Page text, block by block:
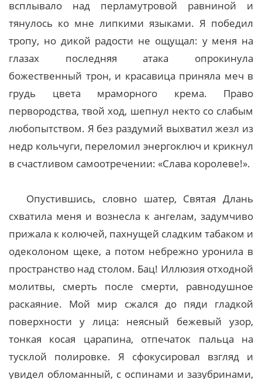
всплывало над перламутровой равниной и
тянулось ко мне липкими языками. Я победил
тропу, но дикой радости не ощущал: у меня на
глазах последняя атака опрокинула
божественный трон, и красавица приняла меч в
грудь цвета мраморного крема. Право
первородства, твой ход, шепнул некто со слабым
любопытством. Я без раздумий выхватил жезл из
недр кольчуги, переломил энергоключ и крикнул
в счастливом самоотречении: «Слава королеве!».
Опустившись, словно шатер, Святая Длань
схватила меня и вознесла к ангелам, задумчиво
прижала к колючей, пахнущей сладким табаком и
одеколоном щеке, а потом небрежно уронила в
пространство над столом. Бац! Иллюзия отходной
молитвы, смерть после смерти, равнодушное
раскаяние. Мой мир сжался до пяди гладкой
поверхности у лица: неясный бежевый узор,
тонкая косая царапина, отпечаток пальца на
тусклой полировке. Я сфокусировал взгляд и
увидел обломанный, с оспинами и зазубринами,